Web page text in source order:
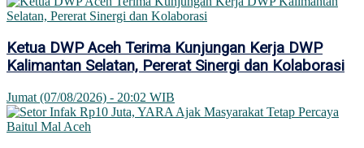
Ketua DWP Aceh Terima Kunjungan Kerja DWP
Kalimantan Selatan, Pererat Sinergi dan Kolaborasi
Jumat (07/08/2026) - 20:02 WIB